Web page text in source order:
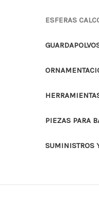
ESFERAS
PIEZAS PARA
SUMINISTROS